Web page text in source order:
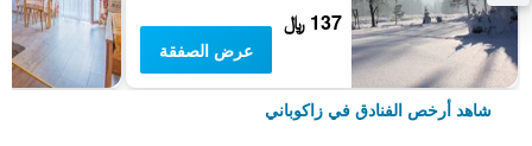
137 ﷼
عرض الصفقة
شاهد أرخص الفنادق في زاكوباني